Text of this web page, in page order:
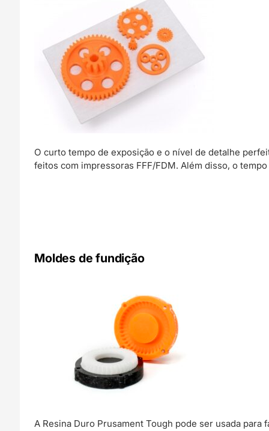
O curto tempo de exposição e o nível de detalhe
feitos com impressoras FFF/FDM. Além disso, o
Moldes de fundição
A Resina Duro Prusament Tough pode ser usada